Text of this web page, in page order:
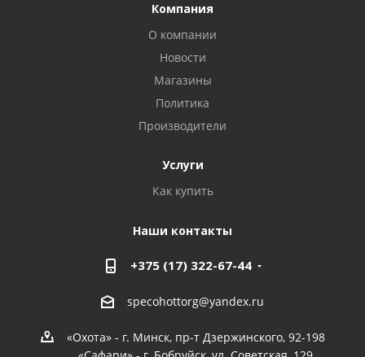
Компания
О компании
Новости
Магазины
Политика
Производители
Услуги
Как купить
Наши контакты
+375 (17) 322-67-44
specohottorg@yandex.ru
«Охота» - г. Минск, пр-т Дзержинского, 92-198